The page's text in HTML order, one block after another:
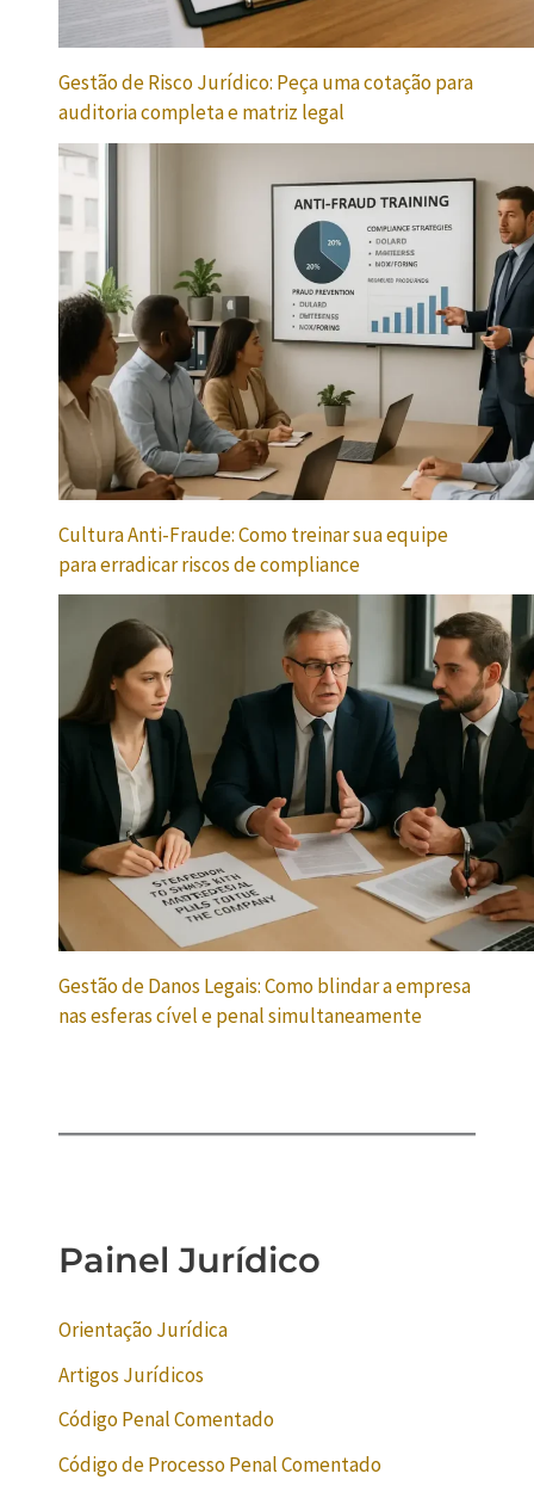
Gestão de Risco Jurídico: Peça uma cotação para
auditoria completa e matriz legal
Cultura Anti-Fraude: Como treinar sua equipe
para erradicar riscos de compliance
Gestão de Danos Legais: Como blindar a empresa
nas esferas cível e penal simultaneamente
Painel Jurídico
Orientação Jurídica
Artigos Jurídicos
Código Penal Comentado
Código de Processo Penal Comentado